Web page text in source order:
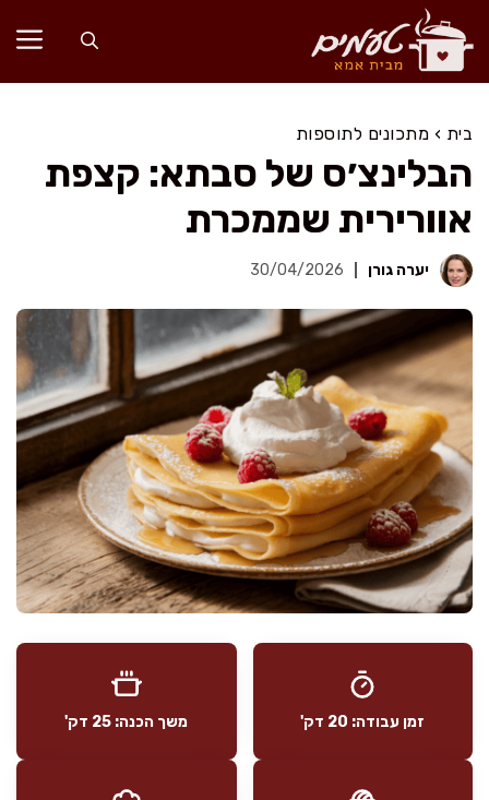
לדלג
לתוכן
בית › מתכונים לתוספות
הבלינצ׳ס של סבתא: קצפת
אוורירית שממכרת
יערה גורן 30/04/2026
זמן עבודה: 20 דק' משך הכנה: 25 דק'